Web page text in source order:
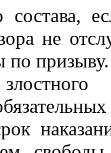
состава,
не
по призыву.